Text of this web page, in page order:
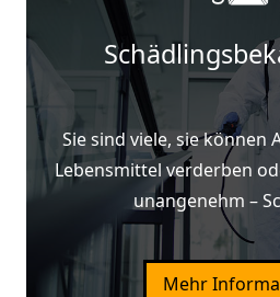
Sie sind viele, sie können
Lebensmittel verderben
unangenehm –
Mehr